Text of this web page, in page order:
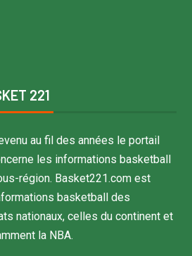
221
au fil des années le portail
les informations basketball
région. Basket221.com est
basketball des
nationaux, celles du continent et
la NBA.